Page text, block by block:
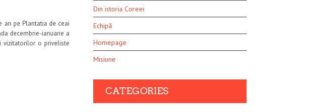
an pe Plantatia de ceai
decembrie-ianuarie a
vizitatorilor o priveliste
Din istoria Coreei
Echipă
Homepage
Misiune
CATEGORIES